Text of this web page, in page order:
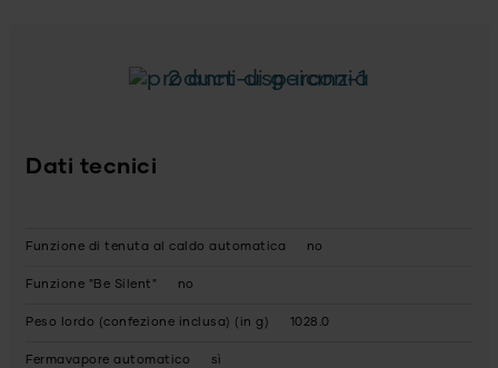
2 anni di garanzia
Dati tecnici
Funzione di tenuta al caldo automatica no
Funzione "Be Silent" no
Peso lordo (confezione inclusa) (in g) 1028.0
Fermavapore automatico sì